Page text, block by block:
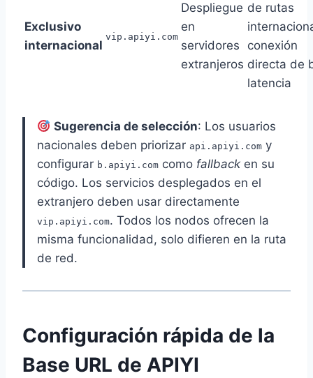
Exclusivo
internacional
vip.apiyi.com
Despliegue
en
servidores
extranjeros
de rutas
conexión
directa de
latencia
Sugerencia de selección: Los usuarios
nacionales deben priorizar api.apiyi.com y
configurar b.apiyi.com como fallback en su
código. Los servicios desplegados en el
extranjero deben usar directamente
vip.apiyi.com. Todos los nodos ofrecen la
misma funcionalidad, solo difieren en la ruta
de red.
Configuración rápida de la
Base URL de APIYI